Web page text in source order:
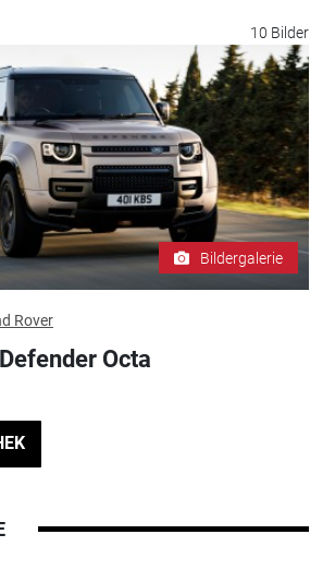
10 Bilder
Bildergalerie
Rover
Octa